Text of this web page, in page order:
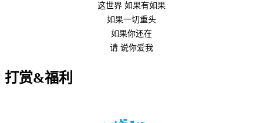
这世界 如果有如果
如果一切重头
如果你还在
请 说你爱我
打赏&福利